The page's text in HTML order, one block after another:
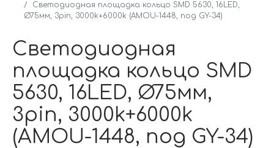
Светодиодная площадка кольцо SMD 5630, 16LED,
Ø75мм, 3pin, 3000k+6000k (AMOU-1448, под GY-34)
Светодиодная
площадка кольцо SMD
5630, 16LED, Ø75мм,
3pin, 3000k+6000k
(AMOU-1448, под GY-34)